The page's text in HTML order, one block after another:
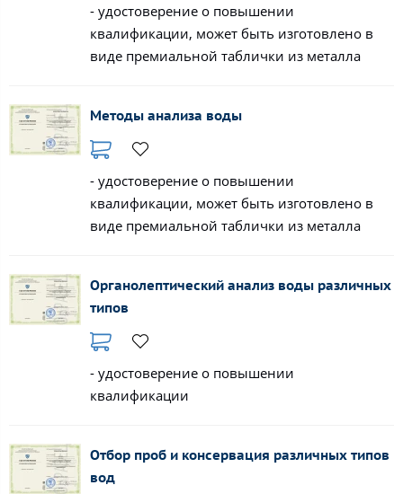
- удостоверение о повышении
квалификации, может быть изготовлено в
виде премиальной таблички из металла
Методы анализа воды
- удостоверение о повышении
квалификации, может быть изготовлено в
виде премиальной таблички из металла
Органолептический анализ воды различных
типов
- удостоверение о повышении
квалификации
Отбор проб и консервация различных типов
вод